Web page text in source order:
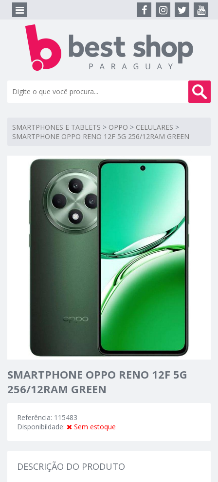
SMARTPHONES E TABLETS > OPPO > CELULARES >
SMARTPHONE OPPO RENO 12F 5G 256/12RAM GREEN
SMARTPHONE OPPO RENO 12F 5G
256/12RAM GREEN
Referência: 115483
Disponibildade:
Sem estoque
DESCRIÇÃO DO PRODUTO